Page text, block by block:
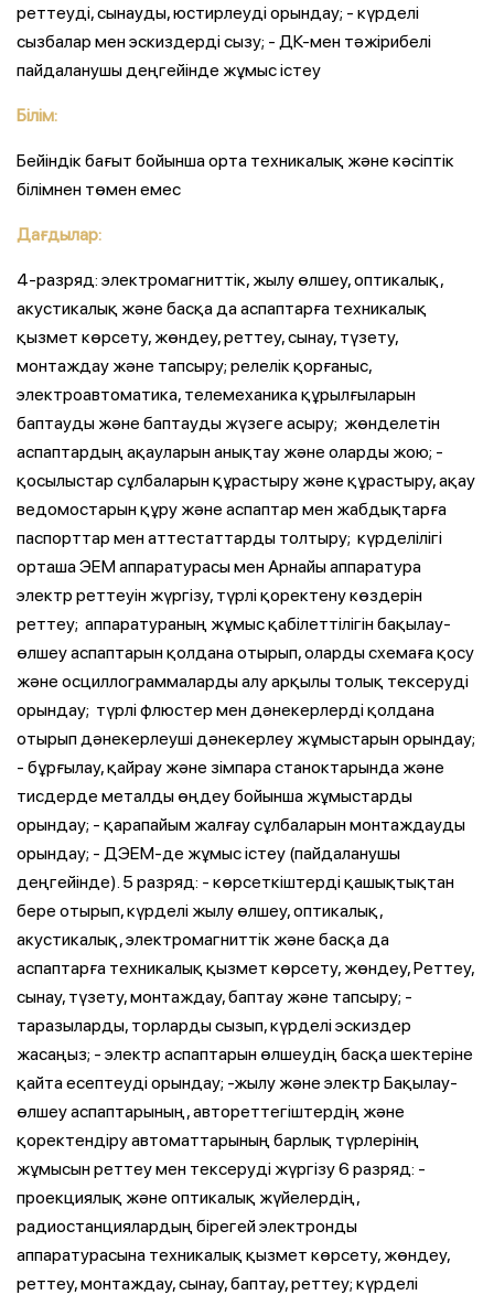
реттеуді, сынауды, юстирлеуді орындау; - күрделі
сызбалар мен эскиздерді сызу; - ДК-мен тәжірибелі
пайдаланушы деңгейінде жұмыс істеу
Білім:
Бейіндік бағыт бойынша орта техникалық және кәсіптік
білімнен төмен емес
Дағдылар:
4-разряд: электромагниттік, жылу өлшеу, оптикалық,
акустикалық және басқа да аспаптарға техникалық
қызмет көрсету, жөндеу, реттеу, сынау, түзету,
монтаждау және тапсыру; релелік қорғаныс,
электроавтоматика, телемеханика құрылғыларын
баптауды және баптауды жүзеге асыру; ­ жөнделетін
аспаптардың ақауларын анықтау және оларды жою; ­
қосылыстар сұлбаларын құрастыру және құрастыру, ақау
ведомостарын құру және аспаптар мен жабдықтарға
паспорттар мен аттестаттарды толтыру; ­ күрделілігі
орташа ЭЕМ аппаратурасы мен Арнайы аппаратура
электр реттеуін жүргізу, түрлі қоректену көздерін
реттеу; ­ аппаратураның жұмыс қабілеттілігін бақылау-
өлшеу аспаптарын қолдана отырып, оларды схемаға қосу
және осциллограммаларды алу арқылы толық тексеруді
орындау; ­ түрлі флюстер мен дәнекерлерді қолдана
отырып дәнекерлеуші дәнекерлеу жұмыстарын орындау;
- бұрғылау, қайрау және зімпара станоктарында және
тисдерде металды өңдеу бойынша жұмыстарды
орындау; - қарапайым жалғау сұлбаларын монтаждауды
орындау; - ДЭЕМ-де жұмыс істеу (пайдаланушы
деңгейінде). 5 разряд: - көрсеткіштерді қашықтықтан
бере отырып, күрделі жылу өлшеу, оптикалық,
акустикалық, электромагниттік және басқа да
аспаптарға техникалық қызмет көрсету, жөндеу, Реттеу,
сынау, түзету, монтаждау, баптау және тапсыру; -
таразыларды, торларды сызып, күрделі эскиздер
жасаңыз; - электр аспаптарын өлшеудің басқа шектеріне
қайта есептеуді орындау; -жылу және электр Бақылау-
өлшеу аспаптарының, автореттегіштердің және
қоректендіру автоматтарының барлық түрлерінің
жұмысын реттеу мен тексеруді жүргізу 6 разряд: -
проекциялық және оптикалық жүйелердің,
радиостанциялардың бірегей электронды
аппаратурасына техникалық қызмет көрсету, жөндеу,
реттеу, монтаждау, сынау, баптау, реттеу; күрделі